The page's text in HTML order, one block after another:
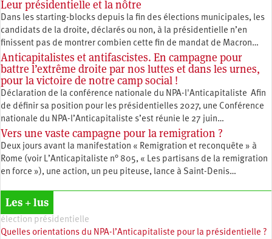
Leur présidentielle et la nôtre
Dans les starting-blocks depuis la fin des élections municipales, les
candidats de la droite, déclarés ou non, à la présidentielle n’en
finissent pas de montrer combien cette fin de mandat de Macron…
Anticapitalistes et antifascistes. En campagne pour
battre l’extrême droite par nos luttes et dans les urnes,
pour la victoire de notre camp social !
Déclaration de la conférence nationale du NPA-l'Anticapitaliste Afin
de définir sa position pour les présidentielles 2027, une Conférence
nationale du NPA-l’Anticapitaliste s’est réunie le 27 juin…
Vers une vaste campagne pour la remigration ?
Deux jours avant la manifestation « Remigration et reconquête » à
Rome (voir L’Anticapitaliste n° 805, « Les partisans de la remigration
en force »), une action, un peu piteuse, lance à Saint-Denis…
Les + lus
élection présidentielle
Quelles orientations du NPA-l’Anticapitaliste pour la présidentielle ?